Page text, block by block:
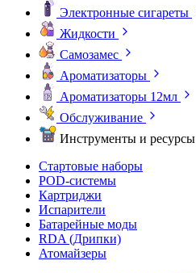
Электронные сигареты
Жидкости
Самозамес
Ароматизаторы
Ароматизаторы 12мл
Обслуживание
Инструменты и ресурсы
Стартовые наборы
POD-системы
Картриджи
Испарители
Батарейные моды
RDA (Дрипки)
Атомайзеры